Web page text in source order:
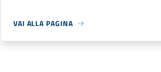
VAI ALLA PAGINA